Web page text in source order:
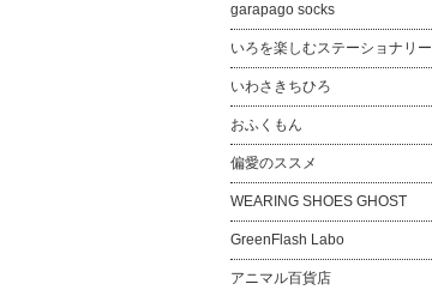
garapago socks
いろを楽しむステーショナリー
いわさきちひろ
おふくもん
偏愛のススメ
WEARING SHOES GHOST
GreenFlash Labo
アニマル百貨店